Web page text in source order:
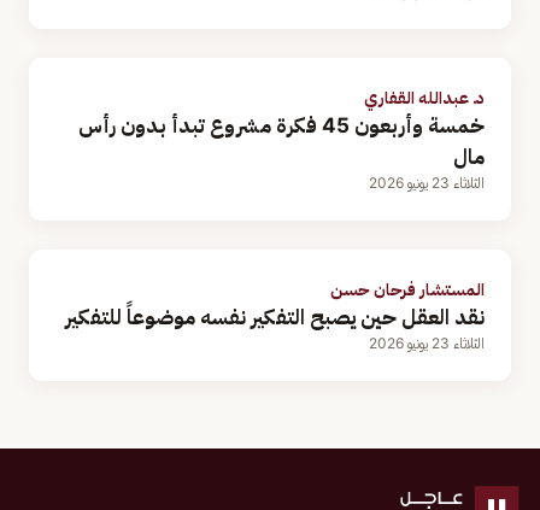
د. عبدالله القفاري
خمسة وأربعون 45 فكرة مشروع تبدأ بدون رأس
مال
الثلاثاء 23 يونيو 2026
المستشار فرحان حسن
نقد العقل حين يصبح التفكير نفسه موضوعاً للتفكير
الثلاثاء 23 يونيو 2026